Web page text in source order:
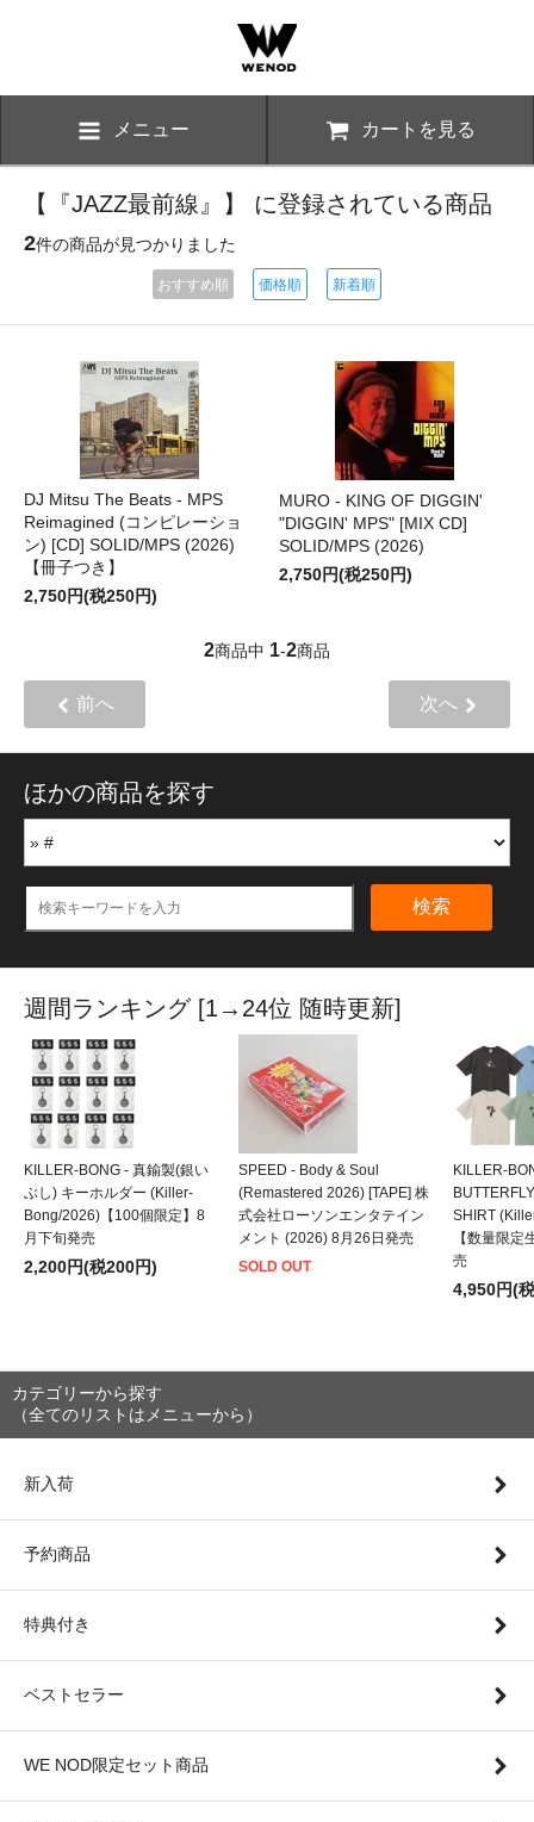
メニュー カートを見る
【『JAZZ最前線』】 に登録されている商品
2件の商品が見つかりました
おすすめ順 価格順 新着順
DJ Mitsu The Beats - MPS
Reimagined (コンピレーショ
ン) [CD] SOLID/MPS (2026)
【冊子つき】
2,750円(税250円)
MURO - KING OF DIGGIN'
"DIGGIN' MPS" [MIX CD]
SOLID/MPS (2026)
2,750円(税250円)
2商品中 1-2商品
前へ 次へ
ほかの商品を探す
検索
週間ランキング [1→24位 随時更新]
KILLER-BONG - 真鍮製(銀い
ぶし) キーホルダー (Killer-
Bong/2026)【100個限定】8
月下旬発売
2,200円(税200円)
SPEED - Body & Soul
(Remastered 2026) [TAPE] 株
式会社ローソンエンタテイン
メント (2026) 8月26日発売
SOLD OUT
KILLER-
SHIRT
【数量限定
売
4,950円(
カテゴリーから探す
（全てのリストはメニューから）
新入荷
予約商品
特典付き
ベストセラー
WE NOD限定セット商品